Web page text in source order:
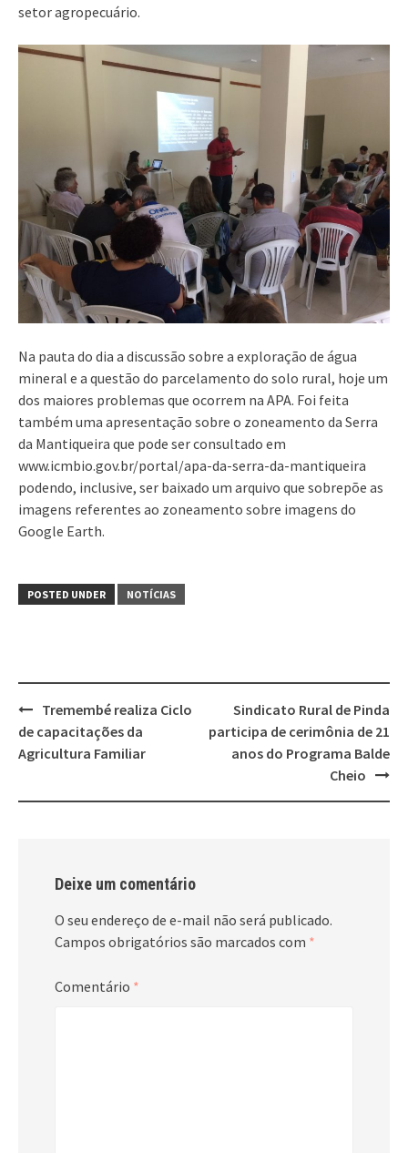
setor agropecuário.
Na pauta do dia a discussão sobre a exploração de água
mineral e a questão do parcelamento do solo rural, hoje um
dos maiores problemas que ocorrem na APA. Foi feita
também uma apresentação sobre o zoneamento da Serra
da Mantiqueira que pode ser consultado em
www.icmbio.gov.br/portal/apa-da-serra-da-mantiqueira
podendo, inclusive, ser baixado um arquivo que sobrepõe as
imagens referentes ao zoneamento sobre imagens do
Google Earth.
POSTED UNDER NOTÍCIAS
Post
navigation
Tremembé realiza Ciclo
de capacitações da
Agricultura Familiar
Sindicato Rural de Pinda
participa de cerimônia de 21
anos do Programa Balde
Cheio
Deixe um comentário
O seu endereço de e-mail não será publicado.
Campos obrigatórios são marcados com *
Comentário *